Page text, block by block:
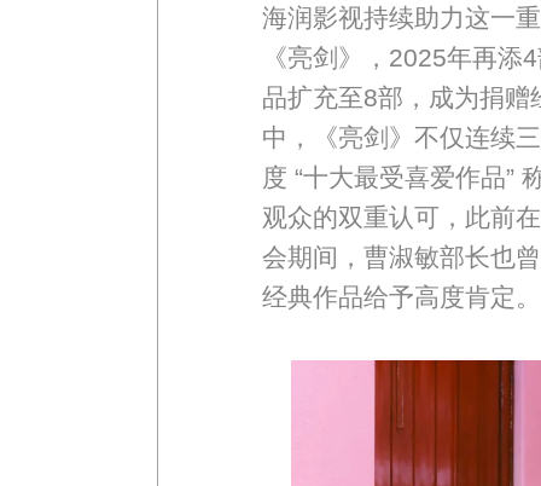
海润影视持续助力这一
《亮剑》，2025年再
品扩充至8部，成为捐
中，《亮剑》不仅连续
度 “十大最受喜爱作品”
观众的双重认可，此前
会期间，曹淑敏部长也
经典作品给予高度肯定。